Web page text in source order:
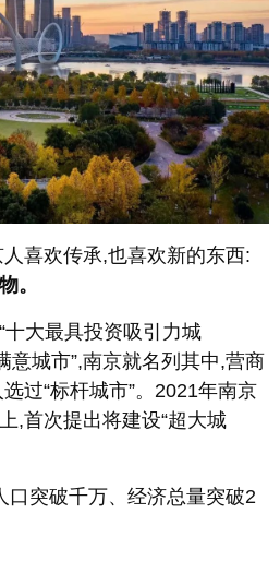
喜欢传承,也喜欢新的东西:
。
十大最具投资吸引力城
意城市”,南京就名列其中,营商
过“标杆城市”。2021年南京
,首次提出将建设“超大城
口突破千万、经济总量突破2